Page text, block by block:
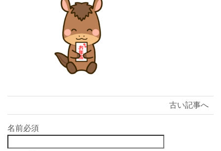
古い記事へ
名前必須